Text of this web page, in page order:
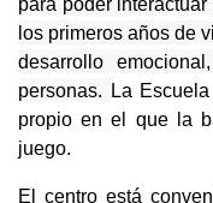
los primeros años de
desarrollo
personas.
La
propio en el que la
juego.
El centro está